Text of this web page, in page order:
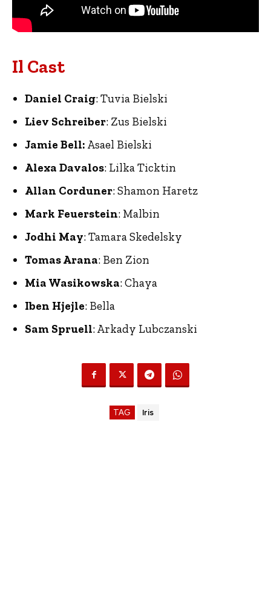
Il Cast
Daniel Craig: Tuvia Bielski
Liev Schreiber: Zus Bielski
Jamie Bell: Asael Bielski
Alexa Davalos: Lilka Ticktin
Allan Corduner: Shamon Haretz
Mark Feuerstein: Malbin
Jodhi May: Tamara Skedelsky
Tomas Arana: Ben Zion
Mia Wasikowska: Chaya
Iben Hjejle: Bella
Sam Spruell: Arkady Lubczanski
TAG Iris